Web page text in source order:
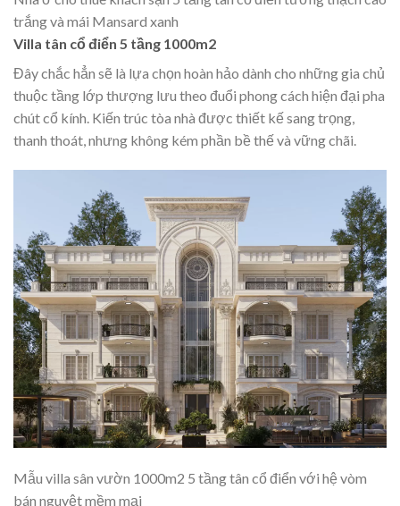
trắng và mái Mansard xanh
Villa tân cổ điển 5 tầng 1000m2
Đây chắc hẳn sẽ là lựa chọn hoàn hảo dành cho những gia chủ
thuộc tầng lớp thượng lưu theo đuổi phong cách hiện đại pha
chút cổ kính. Kiến trúc tòa nhà được thiết kế sang trọng,
thanh thoát, nhưng không kém phần bề thế và vững chãi.
Mẫu villa sân vườn 1000m2 5 tầng tân cổ điển với hệ vòm
bán nguyệt mềm mại